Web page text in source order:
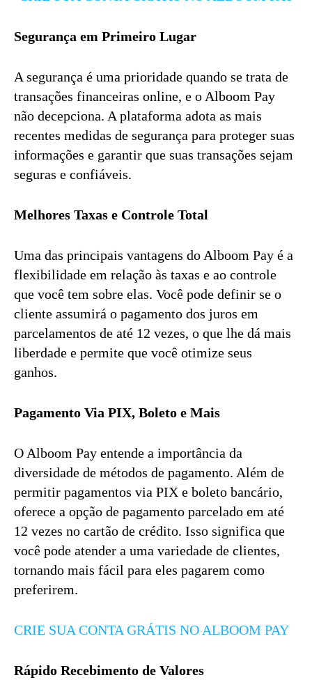
Segurança em Primeiro Lugar
A segurança é uma prioridade quando se trata de
transações financeiras online, e o Alboom Pay
não decepciona. A plataforma adota as mais
recentes medidas de segurança para proteger suas
informações e garantir que suas transações sejam
seguras e confiáveis.
Melhores Taxas e Controle Total
Uma das principais vantagens do Alboom Pay é a
flexibilidade em relação às taxas e ao controle
que você tem sobre elas. Você pode definir se o
cliente assumirá o pagamento dos juros em
parcelamentos de até 12 vezes, o que lhe dá mais
liberdade e permite que você otimize seus
ganhos.
Pagamento Via PIX, Boleto e Mais
O Alboom Pay entende a importância da
diversidade de métodos de pagamento. Além de
permitir pagamentos via PIX e boleto bancário,
oferece a opção de pagamento parcelado em até
12 vezes no cartão de crédito. Isso significa que
você pode atender a uma variedade de clientes,
tornando mais fácil para eles pagarem como
preferirem.
CRIE SUA CONTA GRÁTIS NO ALBOOM PAY
Rápido Recebimento de Valores